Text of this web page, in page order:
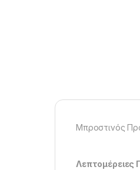
Μπροστινός
Λεπτομέρειες